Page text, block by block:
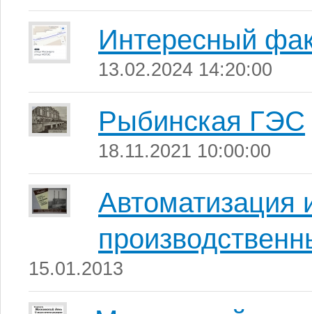
Интересный
13.02.2024 14:20:00
Рыбинская ГЭС
18.11.2021 10:00:00
Автоматизация
15.01.2013